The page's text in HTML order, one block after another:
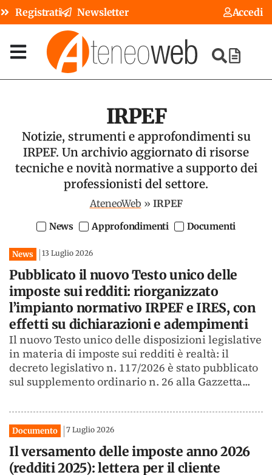
Registrati Newsletter Accedi
IRPEF
Notizie, strumenti e approfondimenti su
IRPEF. Un archivio aggiornato di risorse
tecniche e novità normative a supporto dei
professionisti del settore.
AteneoWeb » IRPEF
News Approfondimenti Documenti
News 13 Luglio 2026
Pubblicato il nuovo Testo unico delle
imposte sui redditi: riorganizzato
l’impianto normativo IRPEF e IRES, con
effetti su dichiarazioni e adempimenti
Il nuovo Testo unico delle disposizioni legislative
in materia di imposte sui redditi è realtà: il
decreto legislativo n. 117/2026 è stato pubblicato
sul supplemento ordinario n. 26 alla Gazzetta...
Documento 7 Luglio 2026
Il versamento delle imposte anno 2026
(redditi 2025): lettera per il cliente